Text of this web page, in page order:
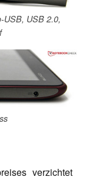
USB, USB 2.0,
verzichtet